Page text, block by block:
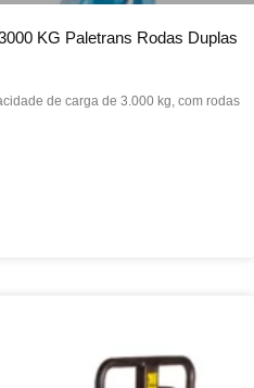
KG Paletrans Rodas Duplas
de carga de 3.000 kg, com rodas